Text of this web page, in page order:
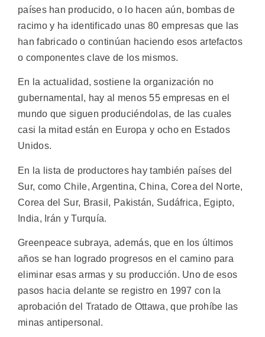
países han producido, o lo hacen aún, bombas de
racimo y ha identificado unas 80 empresas que las
han fabricado o continúan haciendo esos artefactos
o componentes clave de los mismos.
En la actualidad, sostiene la organización no
gubernamental, hay al menos 55 empresas en el
mundo que siguen produciéndolas, de las cuales
casi la mitad están en Europa y ocho en Estados
Unidos.
En la lista de productores hay también países del
Sur, como Chile, Argentina, China, Corea del Norte,
Corea del Sur, Brasil, Pakistán, Sudáfrica, Egipto,
India, Irán y Turquía.
Greenpeace subraya, además, que en los últimos
años se han logrado progresos en el camino para
eliminar esas armas y su producción. Uno de esos
pasos hacia delante se registro en 1997 con la
aprobación del Tratado de Ottawa, que prohíbe las
minas antipersonal.